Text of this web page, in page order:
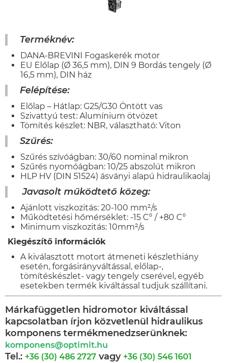
Terméknév:
DANA-BREVINI Fogaskerék motor
EU Előlap (Ø 36,5 mm), DIN 9 Bordás tengely (Ø
16,5 mm), DIN ház
Felépítése:
Előlap – Hátlap: G25/G30 Öntött vas
Szivattyú test: Alumínium ötvözet
Tömítés készlet: NBR, választható: Viton
Szűrés:
Szűrés szívóágban: 30/60 nominal mikron
Szűrés nyomóágban: 10/25 abszolút mikron
HLP HV (DIN 51524) ásványi alapú hidraulikaolaj
Javasolt működtető közeg:
Ajánlott viszkozitás: 20-100 mm²/s
Működtetési hőmérséklet: -15 C° / +80 C°
Minimum viszkozitás: 10mm²/s
Kiegészítő információk
A kiválasztott motort átmeneti készlethiány
esetén, forgásirányváltással, előlap-,
tömítéskészlet- vagy tengely cserével, egyéb
esetekben termék kiváltással tudjuk szállítani.
Márkafüggetlen hidromotor kiváltással
kapcsolatban írjon közvetlenül hidraulikus
komponens termékmenedzserünknek:
komponens@optimit.hu
Tel.: +36 (30) 486 2727 vagy +36 (30) 546 1601